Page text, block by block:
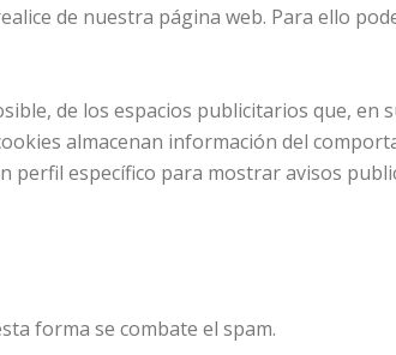
de nuestra página web. Para ello
de los espacios publicitarios que, en
almacenan información del
perfil específico para mostrar avisos
forma se combate el spam.